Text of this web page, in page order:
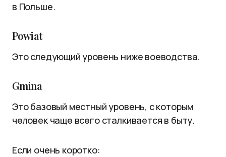
в Польше.
Powiat
Это следующий уровень ниже воеводства.
Gmina
Это базовый местный уровень, с которым
человек чаще всего сталкивается в быту.
Если очень коротко: